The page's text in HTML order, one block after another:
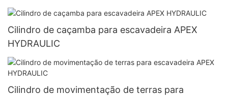
Cilindro de caçamba para escavadeira APEX
HYDRAULIC
Cilindro de movimentação de terras para